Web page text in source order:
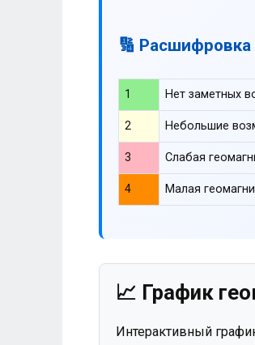
🔢 Расшифровка
1 Нет заметных
2 Небольшие
3 Слабая
4 Малая
📈 График
Интерактивный